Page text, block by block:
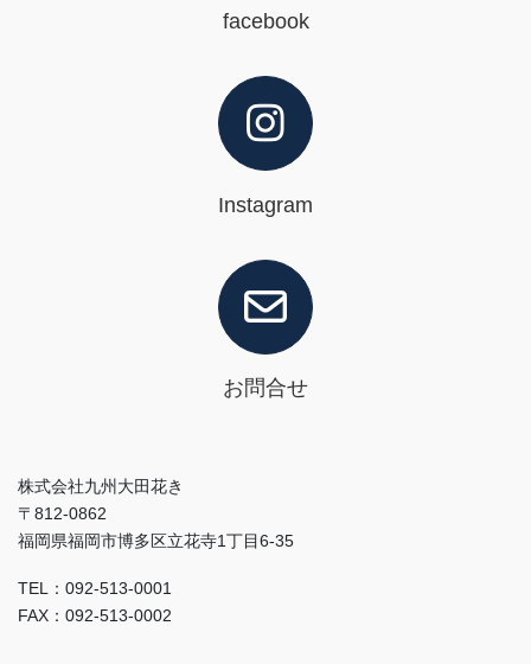
facebook
Instagram
お問合せ
株式会社九州大田花き
〒812-0862
福岡県福岡市博多区立花寺1丁目6-35
TEL：092-513-0001
FAX：092-513-0002